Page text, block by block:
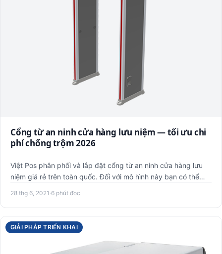
Cổng từ an ninh cửa hàng lưu niệm — tối ưu chi
phí chống trộm 2026
Việt Pos phân phối và lắp đặt cổng từ an ninh cửa hàng lưu
niệm giá rẻ trên toàn quốc. Đối với mô hình này bạn có thể
28 thg 6, 2021 ·6 phút đọc
GIẢI PHÁP TRIỂN KHAI